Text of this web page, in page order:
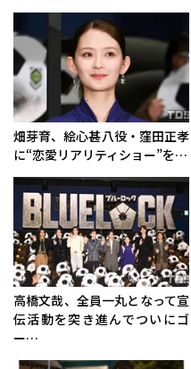
畑芽育、絵心甚八役・窪田正孝
に“恋愛リアリティショー”を…
高橋文哉、全員一丸となって宣
伝活動を突き進んでついにゴ
ー…